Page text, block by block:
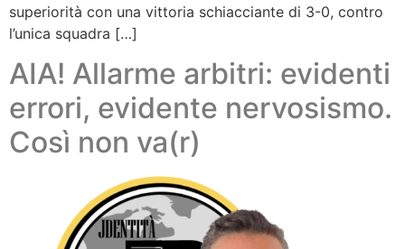
superiorità con una vittoria schiacciante di 3-0, contro
l’unica squadra […]
AIA! Allarme arbitri: evidenti
errori, evidente nervosismo.
Così non va(r)